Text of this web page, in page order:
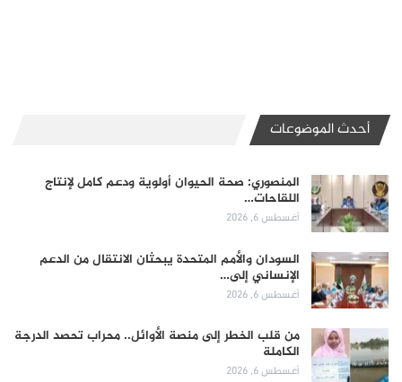
أحدث الموضوعات
المنصوري: صحة الحيوان أولوية ودعم كامل لإنتاج
اللقاحات…
أغسطس 6, 2026
السودان والأمم المتحدة يبحثان الانتقال من الدعم
الإنساني إلى…
أغسطس 6, 2026
من قلب الخطر إلى منصة الأوائل.. محراب تحصد الدرجة
الكاملة
أغسطس 6, 2026